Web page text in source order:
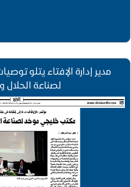
مدير إدارة الإفتاء يتلو
لصناعة الحلال